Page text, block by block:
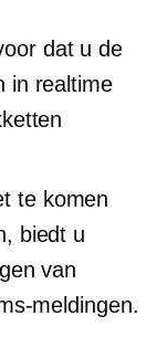
dat u de
in realtime
te komen
biedt u
van
meldingen.